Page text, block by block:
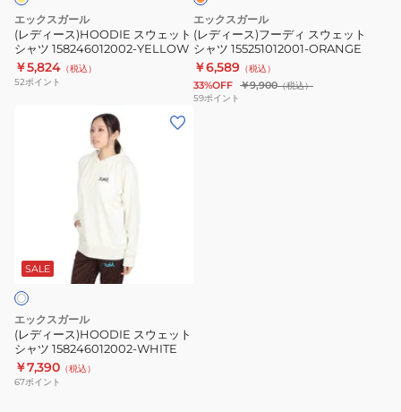
ト
シ
ャ
ツ
エックスガール
(レディース)HOODIE スウェット
シャツ 158246012002-YELLOW
￥5,824 （税込）
52ポイント
ス
ウ
ェ
ッ
ト
エックスガール
(レディース)フーディ スウェット
シャツ 155251012001-ORANGE
￥6,589 （税込）
33%OFF ￥9,900（税込）
59ポイント
ェ
ッ
ト
シ
ャ
ツ
SALE
エックスガール
(レディース)HOODIE スウェット
シャツ 158246012002-WHITE
￥7,390 （税込）
67ポイント